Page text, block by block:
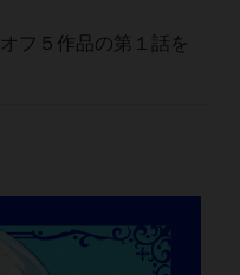
フ５作品の第１話を